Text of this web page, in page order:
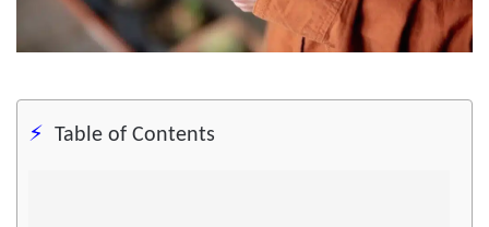
Table of Contents